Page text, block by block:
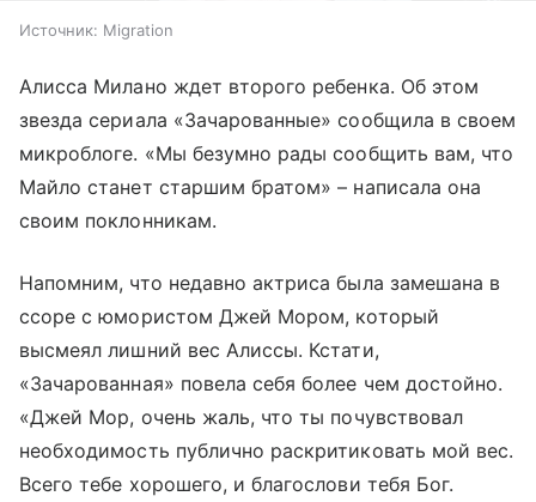
Источник: Migration
Алисса Милано ждет второго ребенка. Об этом
звезда сериала «Зачарованные» сообщила в своем
микроблоге. «Мы безумно рады сообщить вам, что
Майло станет старшим братом» – написала она
своим поклонникам.
Напомним, что недавно актриса была замешана в
ссоре с юмористом Джей Мором, который
высмеял лишний вес Алиссы. Кстати,
«Зачарованная» повела себя более чем достойно.
«Джей Мор, очень жаль, что ты почувствовал
необходимость публично раскритиковать мой вес.
Всего тебе хорошего, и благослови тебя Бог.